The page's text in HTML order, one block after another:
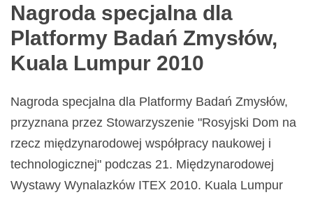
Nagroda specjalna dla
Platformy Badań Zmysłów,
Kuala Lumpur 2010
Nagroda specjalna dla Platformy Badań Zmysłów,
przyznana przez Stowarzyszenie "Rosyjski Dom na
rzecz międzynarodowej współpracy naukowej i
technologicznej" podczas 21. Międzynarodowej
Wystawy Wynalazków ITEX 2010. Kuala Lumpur